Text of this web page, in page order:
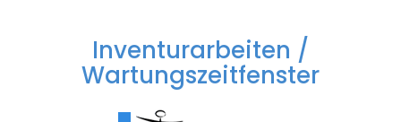
Inventurarbeiten /
Wartungszeitfenster